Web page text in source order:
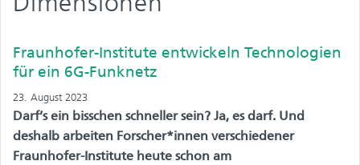
Fraunhofer-Institute entwickeln Technologien
für ein 6G-Funknetz
23. August 2023
Darf’s ein bisschen schneller sein? Ja, es darf. Und
deshalb arbeiten Forscher*innen verschiedener
Fraunhofer-Institute heute schon am